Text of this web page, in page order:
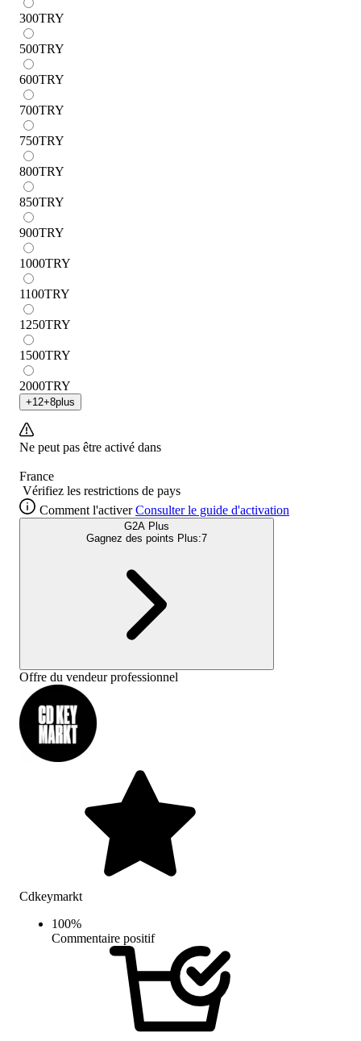
300TRY
500TRY
600TRY
700TRY
750TRY
800TRY
850TRY
900TRY
1000TRY
1100TRY
1250TRY
1500TRY
2000TRY
+12+8plus
Ne peut pas être activé dans
France
Vérifiez les restrictions de pays
Comment l'activer Consulter le guide d'activation
G2A Plus
Gagnez des points Plus:7
Offre du vendeur professionnel
Cdkeymarkt
100%
Commentaire positif